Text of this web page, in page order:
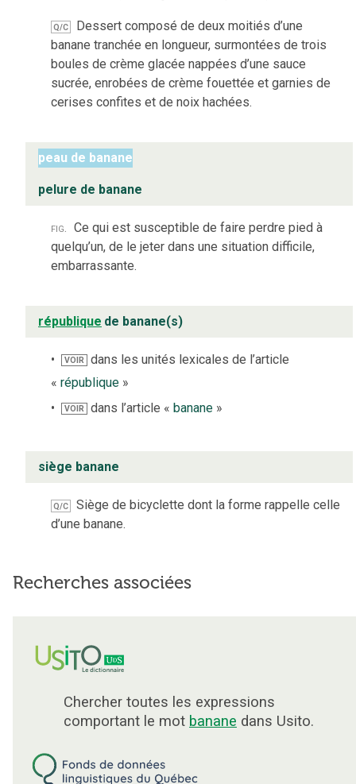
Q/C
Dessert composé de deux moitiés d’une
banane tranchée en longueur, surmontées de trois
boules de crème glacée nappées d’une sauce
sucrée, enrobées de crème fouettée et garnies de
cerises confites et de noix hachées.
peau de banane
pelure de banane
fig. Ce qui est susceptible de faire perdre pied à
quelqu’un, de le jeter dans une situation difficile,
embarrassante.
république de banane(s)
VOIR
dans les unités lexicales de l’article
« république »
VOIR dans l’article «banane »
siège banane
Q/C
Siège de bicyclette dont la forme rappelle celle
d’une banane.
Recherches associées
Chercher toutes les expressions
comportant le mot banane dans Usito.